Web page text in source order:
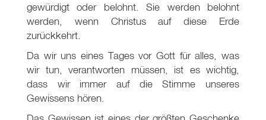
gewürdigt oder belohnt. Sie werden belohnt
werden, wenn Christus auf diese Erde
zurückkehrt.
Da wir uns eines Tages vor Gott für alles, was
wir tun, verantworten müssen, ist es wichtig,
dass wir immer auf die Stimme unseres
Gewissens hören.